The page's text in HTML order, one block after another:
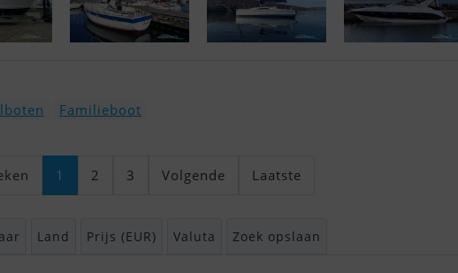
Familieboot
1 2 3 Volgende Laatste
Land Prijs (EUR) Valuta Zoek opslaan